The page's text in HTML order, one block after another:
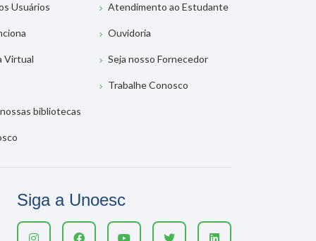
Usuários
Virtual
bibliotecas
Atendimento ao Estudante
Ouvidoria
Seja nosso Fornecedor
Trabalhe Conosco
Siga a Unoesc